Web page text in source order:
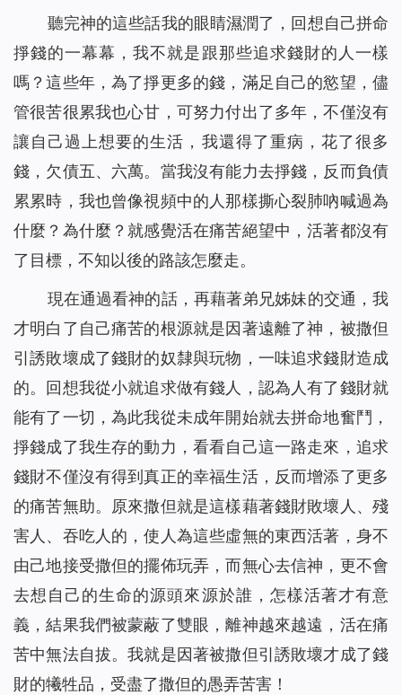
聽完神的這些話我的眼睛濕潤了，回想自己拼命
掙錢的一幕幕，我不就是跟那些追求錢財的人一樣
嗎？這些年，為了掙更多的錢，滿足自己的慾望，儘
管很苦很累我也心甘，可努力付出了多年，不僅沒有
讓自己過上想要的生活，我還得了重病，花了很多
錢，欠債五、六萬。當我沒有能力去掙錢，反而負債
累累時，我也曾像視頻中的人那樣撕心裂肺吶喊過為
什麼？為什麼？就感覺活在痛苦絕望中，活著都沒有
了目標，不知以後的路該怎麼走。
現在通過看神的話，再藉著弟兄姊妹的交通，我
才明白了自己痛苦的根源就是因著遠離了神，被撒但
引誘敗壞成了錢財的奴隸與玩物，一味追求錢財造成
的。回想我從小就追求做有錢人，認為人有了錢財就
能有了一切，為此我從未成年開始就去拼命地奮鬥，
掙錢成了我生存的動力，看看自己這一路走來，追求
錢財不僅沒有得到真正的幸福生活，反而增添了更多
的痛苦無助。原來撒但就是這樣藉著錢財敗壞人、殘
害人、吞吃人的，使人為這些虛無的東西活著，身不
由己地接受撒但的擺佈玩弄，而無心去信神，更不會
去想自己的生命的源頭來源於誰，怎樣活著才有意
義，結果我們被蒙蔽了雙眼，離神越來越遠，活在痛
苦中無法自拔。我就是因著被撒但引誘敗壞才成了錢
財的犧牲品，受盡了撒但的愚弄苦害！